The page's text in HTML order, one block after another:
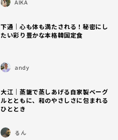
AIKA
下通｜心も体も満たされる！秘密にし
たい彩り豊かな本格韓国定食
andy
大江｜蒸籠で蒸しあげる自家製ベーグ
ルとともに、和のやさしさに包まれる
ひととき
るん